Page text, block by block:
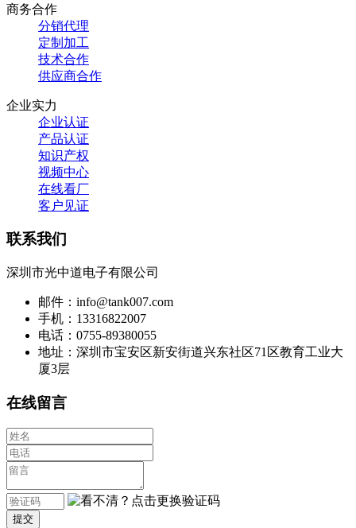
商务合作
分销代理
定制加工
技术合作
供应商合作
企业实力
企业认证
产品认证
知识产权
视频中心
在线看厂
客户见证
联系我们
深圳市光中道电子有限公司
邮件：info@tank007.com
手机：13316822007
电话：0755-89380055
地址：深圳市宝安区新安街道兴东社区71区教育工业大
厦3层
在线留言